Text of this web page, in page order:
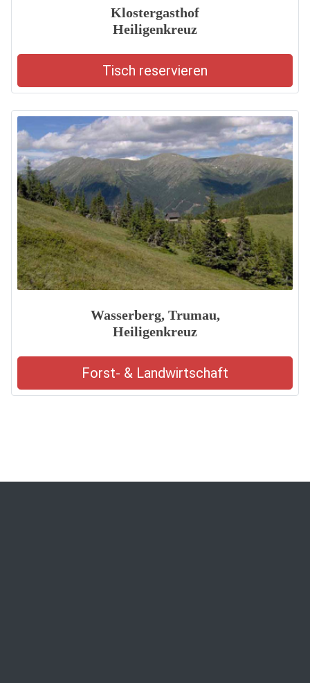
Klostergasthof
Heiligenkreuz
Tisch reservieren
Wasserberg, Trumau,
Heiligenkreuz
Forst- & Landwirtschaft